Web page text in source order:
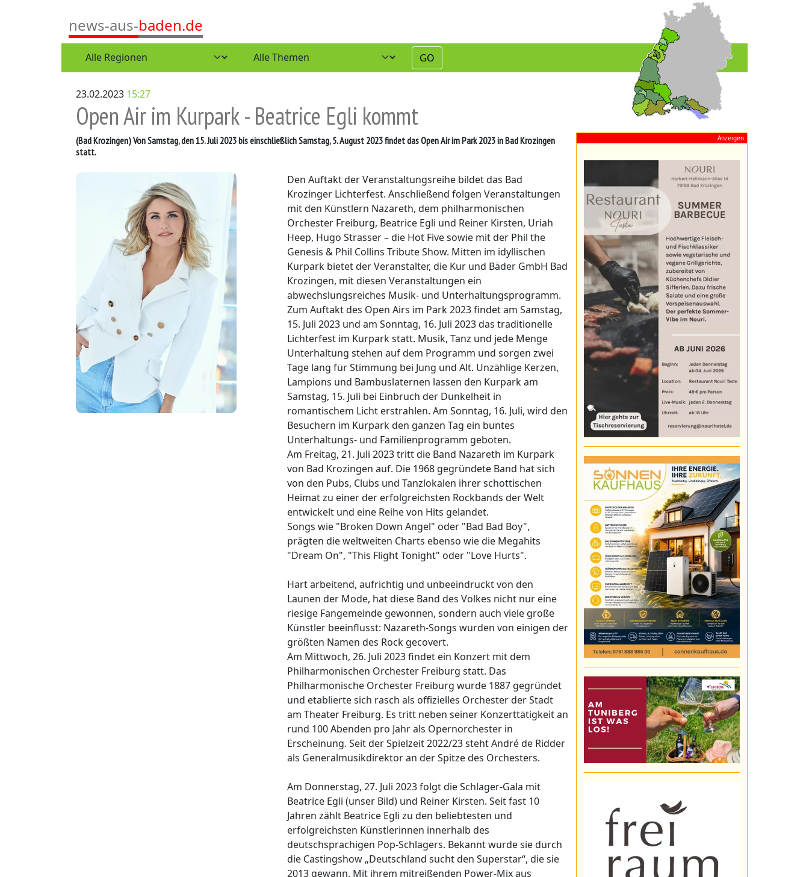
news-aus-baden.de
GO
23.02.2023 15:27
Open Air im Kurpark - Beatrice Egli kommt
(Bad Krozingen)Von Samstag, den 15. Juli 2023 bis einschließlich Samstag, 5. August 2023 findet das Open Air im Park 2023 in Bad Krozingen
statt.
Den Auftakt der Veranstaltungsreihe bildet das Bad
Krozinger Lichterfest. Anschließend folgen Veranstaltungen
mit den Künstlern Nazareth, dem philharmonischen
Orchester Freiburg, Beatrice Egli und Reiner Kirsten, Uriah
Heep, Hugo Strasser – die Hot Five sowie mit der Phil the
Genesis & Phil Collins Tribute Show. Mitten im idyllischen
Kurpark bietet der Veranstalter, die Kur und Bäder GmbH Bad
Krozingen, mit diesen Veranstaltungen ein
abwechslungsreiches Musik- und Unterhaltungsprogramm.
Zum Auftakt des Open Airs im Park 2023 findet am Samstag,
15. Juli 2023 und am Sonntag, 16. Juli 2023 das traditionelle
Lichterfest im Kurpark statt. Musik, Tanz und jede Menge
Unterhaltung stehen auf dem Programm und sorgen zwei
Tage lang für Stimmung bei Jung und Alt. Unzählige Kerzen,
Lampions und Bambuslaternen lassen den Kurpark am
Samstag, 15. Juli bei Einbruch der Dunkelheit in
romantischem Licht erstrahlen. Am Sonntag, 16. Juli, wird den
Besuchern im Kurpark den ganzen Tag ein buntes
Unterhaltungs- und Familienprogramm geboten.
Am Freitag, 21. Juli 2023 tritt die Band Nazareth im Kurpark
von Bad Krozingen auf. Die 1968 gegründete Band hat sich
von den Pubs, Clubs und Tanzlokalen ihrer schottischen
Heimat zu einer der erfolgreichsten Rockbands der Welt
entwickelt und eine Reihe von Hits gelandet.
Songs wie "Broken Down Angel" oder "Bad Bad Boy",
prägten die weltweiten Charts ebenso wie die Megahits
"Dream On", "This Flight Tonight" oder "Love Hurts".
Hart arbeitend, aufrichtig und unbeeindruckt von den
Launen der Mode, hat diese Band des Volkes nicht nur eine
riesige Fangemeinde gewonnen, sondern auch viele große
Künstler beeinflusst: Nazareth-Songs wurden von einigen der
größten Namen des Rock gecovert.
Am Mittwoch, 26. Juli 2023 findet ein Konzert mit dem
Philharmonischen Orchester Freiburg statt. Das
Philharmonische Orchester Freiburg wurde 1887 gegründet
und etablierte sich rasch als offizielles Orchester der Stadt
am Theater Freiburg. Es tritt neben seiner Konzerttätigkeit an
rund 100 Abenden pro Jahr als Opernorchester in
Erscheinung. Seit der Spielzeit 2022/23 steht André de Ridder
als Generalmusikdirektor an der Spitze des Orchesters.
Am Donnerstag, 27. Juli 2023 folgt die Schlager-Gala mit
Beatrice Egli (unser Bild) und Reiner Kirsten. Seit fast 10
Jahren zählt Beatrice Egli zu den beliebtesten und
erfolgreichsten Künstlerinnen innerhalb des
deutschsprachigen Pop-Schlagers. Bekannt wurde sie durch
die Castingshow „Deutschland sucht den Superstar“, die sie
2013 gewann. Mit ihrem mitreißenden Power-Mix aus
Anzeigen